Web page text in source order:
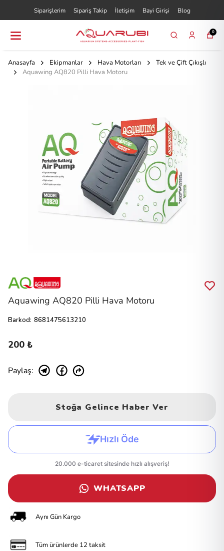
Siparişlerim Sipariş Takip İletişim Bayi Girişi Blog
0
Anasayfa Ekipmanlar Hava Motorları
Tek ve Çift Çıkışlı
Aquawing AQ820 Pilli Hava Motoru
Aquawing AQ820 Pilli Hava Motoru
Barkod: 8681475613210
200 ₺
Paylaş:
Stoğa Gelince Haber Ver
WHATSAPP
Aynı Gün Kargo
Tüm ürünlerde 12 taksit